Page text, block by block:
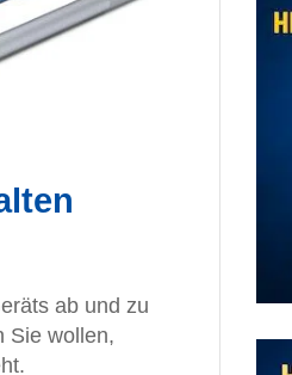
ab und zu
Sie wollen,